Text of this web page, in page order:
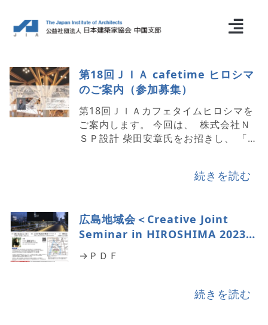
第18回ＪＩＡ cafetime ヒロシマ
のご案内（参加募集）
第18回ＪＩＡカフェタイムヒロシマを
ご案内します。 今回は、 株式会社Ｎ
ＳＰ設計 柴田安章氏をお招きし、 「木
日） 時間：17：30~18：…続きを読む
広島地域会＜Creative Joint
Seminar in HIROSHIMA 2023＞
のご案内
→ＰＤＦ
続きを読む